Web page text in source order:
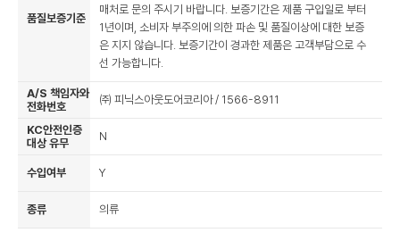
품질보증기준
매처로 문의 주시기 바랍니다. 보증기간은 제품 구입일로 부터
1년이며, 소비자 부주의에 의한 파손 및 품질이상에 대한 보증
은 지지 않습니다. 보증기간이 경과한 제품은 고객부담으로 수
선 가능합니다.
A/S 책임자와
전화번호
㈜ 피닉스아웃도어코리아 / 1566-8911
KC안전인증
대상 유무
N
수입여부 Y
종류 의류